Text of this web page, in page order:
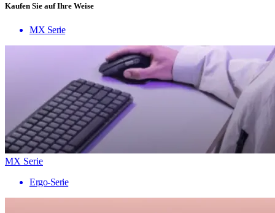
Kaufen Sie auf Ihre Weise
MX Serie
MX Serie
Ergo-Serie